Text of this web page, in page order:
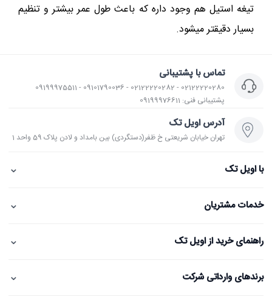
تیغه استیل هم وجود داره که باعث طول عمر بیشتر و تنظیم
بسیار دقیقتر میشود.
تماس با پشتیبانی
02122220280 - 02122220282 - 09101790036 - 09199975511
پشتیبانی فنی: 09199976611
آدرس اویل تک
تهران خیابان شریعتی خ ظفر(دستگردی) بین بامداد و لادن پلاک 59 واحد 1
با اویل تک ⌄
خدمات مشتریان ⌄
راهنمای خرید از اویل تک ⌄
برندهای وارداتی شرکت ⌄